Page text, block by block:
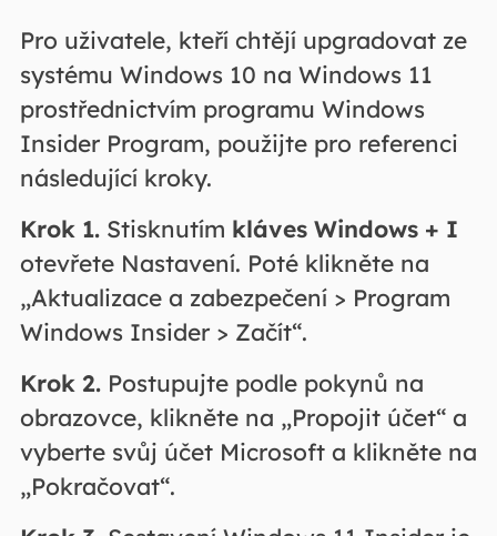
Pro uživatele, kteří chtějí upgradovat ze
systému Windows 10 na Windows 11
prostřednictvím programu Windows
Insider Program, použijte pro referenci
následující kroky.
Krok 1.Stisknutím kláves Windows + I
otevřete Nastavení. Poté klikněte na
„Aktualizace a zabezpečení > Program
Windows Insider > Začít“.
Krok 2.Postupujte podle pokynů na
obrazovce, klikněte na „Propojit účet“ a
vyberte svůj účet Microsoft a klikněte na
„Pokračovat“.